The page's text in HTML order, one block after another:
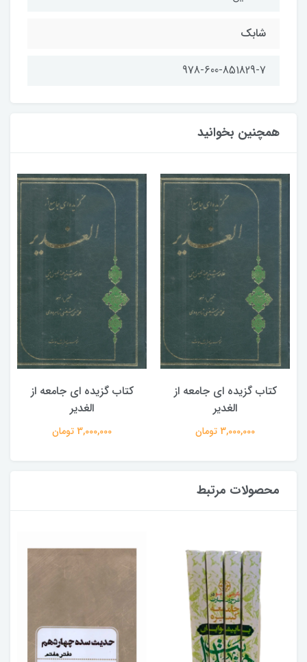
شابك
978-600-851829-7
همچنین بخوانید
کتاب گزیده ای جامعه از
الغدیر
3,000,000 تومان
کتاب گزیده ای جامعه از
الغدیر
3,000,000 تومان
محصولات مرتبط